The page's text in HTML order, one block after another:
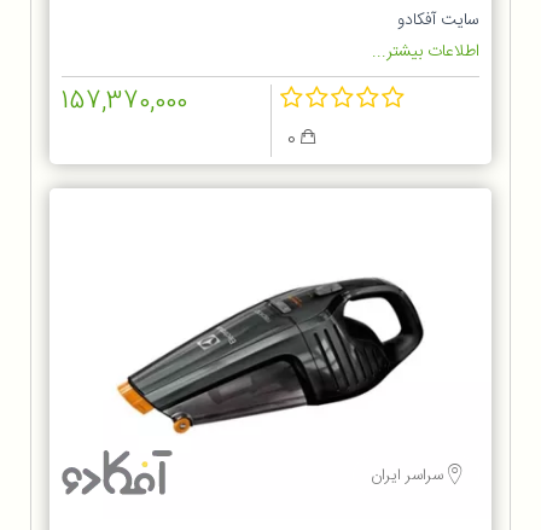
سایت آفکادو
اطلاعات بیشتر...
157,370,000
سراسر ایران